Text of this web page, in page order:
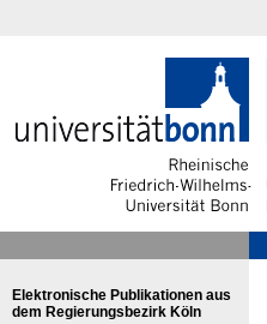
Elektronische Publikationen aus
dem Regierungsbezirk Köln